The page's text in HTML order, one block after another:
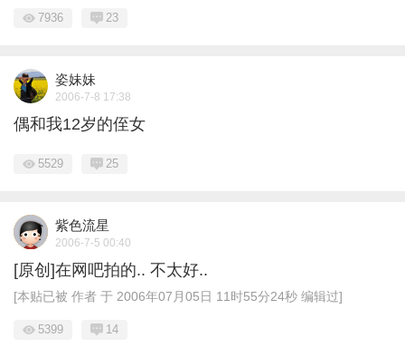
7936 23
姿妹妹
2006-7-8 17:38
偶和我12岁的侄女
5529 25
紫色流星
2006-7-5 00:40
[原创]在网吧拍的.. 不太好..
[本贴已被 作者 于 2006年07月05日 11时55分24秒 编辑过]
5399 14